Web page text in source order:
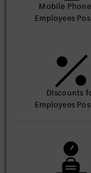
Mobile
Employees
Discounts
Employees